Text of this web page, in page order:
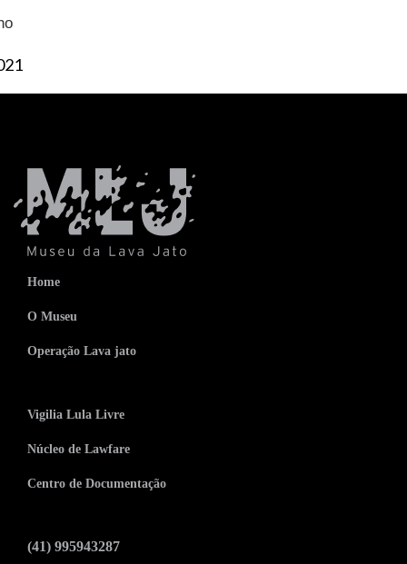
Home
O Museu
Operação Lava jato
Vigilia Lula Livre
Núcleo de Lawfare
Centro de Documentação
(41) 995943287